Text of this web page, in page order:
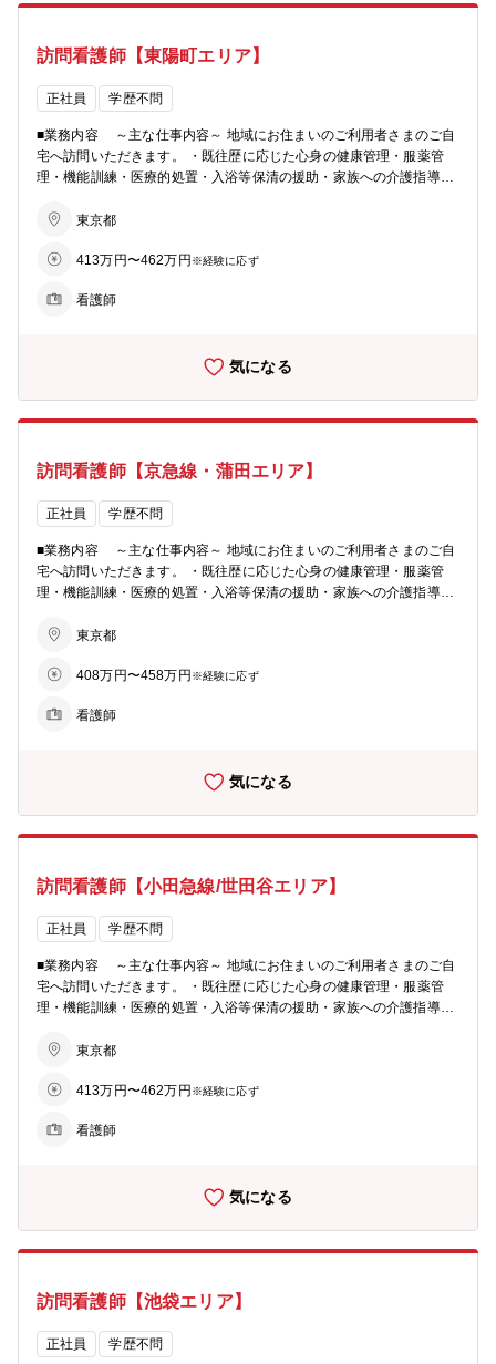
訪問看護師【東陽町エリア】
正社員 学歴不問
■業務内容 ～主な仕事内容～ 地域にお住まいのご利用者さまのご自
宅へ訪問いただきます。 ・既往歴に応じた心身の健康管理・服薬管
理・機能訓練・医療的処置・入浴等保清の援助・家族への介護指導・
◎訪問看護とは◎ 訪問看護では、いつまでも自宅で過ごしたいという
療的処置や健康管理、ご利用者さまとそのご家族の心のケアや介護指
関とはまた違ったやりがいを感じられ、これまでの経験もいかせるお
ンジも可能！・ＳＯＭＰＯケアでは、様々なサービスを幅広く全国展
東京都
413万円〜462万円 ※経験に応ず
看護師
気になる
訪問看護師【京急線・蒲田エリア】
正社員 学歴不問
■業務内容 ～主な仕事内容～ 地域にお住まいのご利用者さまのご自
宅へ訪問いただきます。 ・既往歴に応じた心身の健康管理・服薬管
理・機能訓練・医療的処置・入浴等保清の援助・家族への介護指導・
◎訪問看護とは◎ 訪問看護では、いつまでも自宅で過ごしたいという
療的処置や健康管理、ご利用者さまとそのご家族の心のケアや介護指
関とはまた違ったやりがいを感じられ、これまでの経験もいかせるお
ンジも可能！・ＳＯＭＰＯケアでは、様々なサービスを幅広く全国展
東京都
408万円〜458万円 ※経験に応ず
看護師
気になる
訪問看護師【小田急線/世田谷エリア】
正社員 学歴不問
■業務内容 ～主な仕事内容～ 地域にお住まいのご利用者さまのご自
宅へ訪問いただきます。 ・既往歴に応じた心身の健康管理・服薬管
理・機能訓練・医療的処置・入浴等保清の援助・家族への介護指導・
オンコール対応 ＊研修制度の充実＊ ・入社時研修 現場さながらの
ニング学習や、先輩スタッフの訪問先に同行して実際に仕事をしてい
回の研修で、悩みや困り事を共有し、解決に繋げます。
東京都
413万円〜462万円 ※経験に応ず
看護師
気になる
訪問看護師【池袋エリア】
正社員 学歴不問